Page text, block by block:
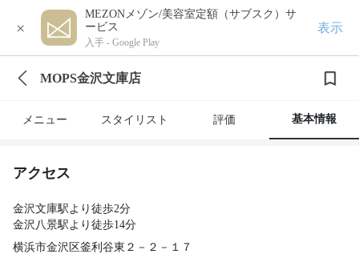
×
MEZONメゾン/美容室定額（サブスク）サ
ービス
入手 - Google Play
表示
MOPS金沢文庫店
メニュー スタイリスト 評価 基本情報
アクセス
金沢文庫駅より徒歩2分
金沢八景駅より徒歩14分
横浜市金沢区釜利谷東２－２－１７